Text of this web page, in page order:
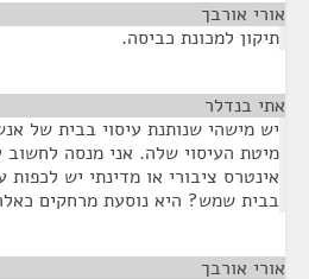
אורי אורבך
תיקון למכונת כביסה.
אתי בנדלר
יש מישהי שנותנת עיסוי בבית של
מיטת העיסוי שלה. אני מנסה לחשוב
אינטרס ציבורי או מדינתי יש
בבית שמש? היא נוסעת מרחקים
אורי אורבך